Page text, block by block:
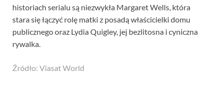
historiach serialu są niezwykła Margaret Wells, która
stara się łączyć rolę matki z posadą właścicielki domu
publicznego oraz Lydia Quigley, jej bezlitosna i cyniczna
rywalka.
Źródło: Viasat World